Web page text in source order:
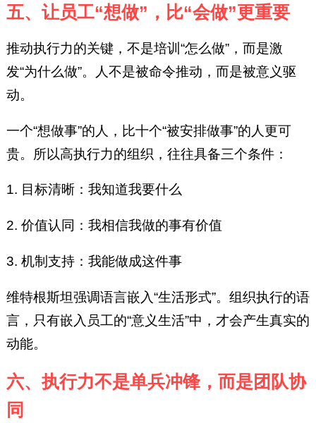
五、让员工“想做”，比“会做”更重要
推动执行力的关键，不是培训“怎么做”，而是激
发“为什么做”。人不是被命令推动，而是被意义驱
动。
一个“想做事”的人，比十个“被安排做事”的人更可
贵。所以高执行力的组织，往往具备三个条件：
1. 目标清晰：我知道我要什么
2. 价值认同：我相信我做的事有价值
3. 机制支持：我能做成这件事
维特根斯坦强调语言嵌入“生活形式”。组织执行的语
言，只有嵌入员工的“意义生活”中，才会产生真实的
动能。
六、执行力不是单兵冲锋，而是团队协
同